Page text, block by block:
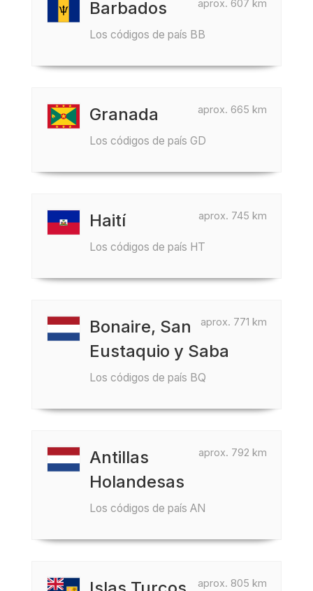
aprox. 607 km
Barbados
Los códigos de país BB
aprox. 665 km
Granada
Los códigos de país GD
aprox. 745 km
Haití
Los códigos de país HT
aprox. 771 km
Bonaire, San
Eustaquio y Saba
Los códigos de país BQ
aprox. 792 km
Antillas
Holandesas
Los códigos de país AN
aprox. 805 km